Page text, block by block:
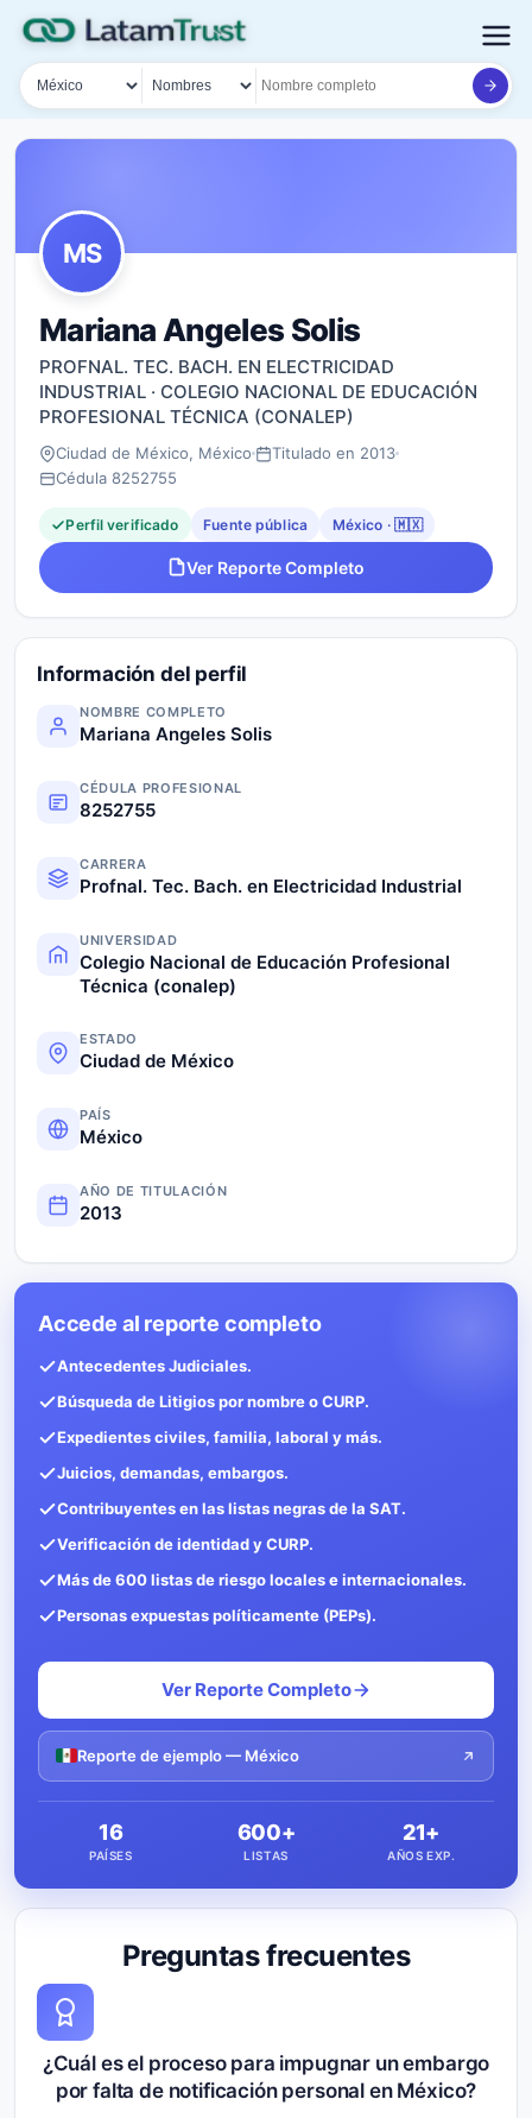
País
Tipo de búsqueda
Nombre o documento
MS
Mariana Angeles Solis
PROFNAL. TEC. BACH. EN ELECTRICIDAD
INDUSTRIAL · COLEGIO NACIONAL DE EDUCACIÓN
PROFESIONAL TÉCNICA (CONALEP)
Ciudad de México, México
Titulado en 2013
Cédula 8252755
Perfil verificado Fuente pública México · 🇲🇽
Ver Reporte Completo
Información del perfil
NOMBRE COMPLETO
Mariana Angeles Solis
CÉDULA PROFESIONAL
8252755
CARRERA
Profnal. Tec. Bach. en Electricidad Industrial
UNIVERSIDAD
Colegio Nacional de Educación Profesional
Técnica (conalep)
ESTADO
Ciudad de México
PAÍS
México
AÑO DE TITULACIÓN
2013
Preguntas frecuentes
¿Cuál es el proceso para impugnar un embargo
por falta de notificación personal en México?
Accede al reporte completo
Antecedentes Judiciales.
Búsqueda de Litigios por nombre o CURP.
Expedientes civiles, familia, laboral y más.
Juicios, demandas, embargos.
Contribuyentes en las listas negras de la SAT.
Verificación de identidad y CURP.
Más de 600 listas de riesgo locales e internacionales.
Personas expuestas políticamente (PEPs).
Ver Reporte Completo
Reporte de ejemplo — México
16
PAÍSES
600+
LISTAS
21+
AÑOS EXP.